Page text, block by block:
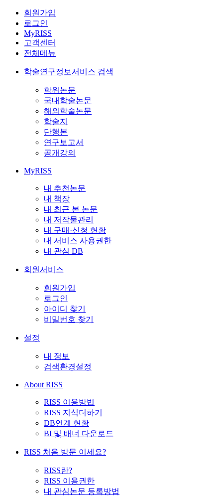
회원가입
로그인
MyRISS
고객센터
전체메뉴
학술연구정보서비스 검색
학위논문
국내학술논문
해외학술논문
학술지
단행본
연구보고서
공개강의
MyRISS
내 추천논문
내 책장
내 최근 본 논문
내 저작물관리
내 구매·신청 현황
내 서비스 사용권한
내 관심 DB
회원서비스
회원가입
로그인
아이디 찾기
비밀번호 찾기
설정
내 정보
검색환경설정
About RISS
RISS 이용방법
RISS 지식더하기
DB연계 현황
BI 및 배너 다운로드
RISS 처음 방문 이세요?
RISS란?
RISS 이용권한
내 관심논문 등록방법